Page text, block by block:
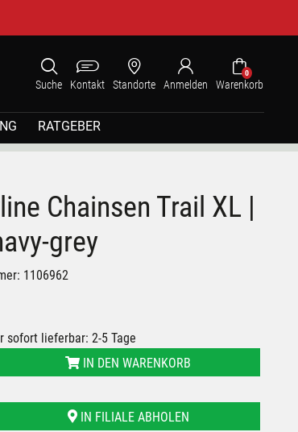
Suche Kontakt Standorte Anmelden
0
Warenkorb
RATGEBER
Chainsen Trail XL |
grey
1106962
sofort lieferbar: 2-5 Tage
IN DEN WARENKORB
IN FILIALE ABHOLEN